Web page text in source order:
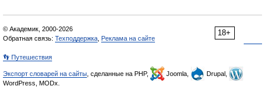
18+
© Академик, 2000-2026
Обратная связь: Техподдержка Реклама на сайте
👣 Путешествия
Экспорт словарей на сайты , сделанные на PHP, Joomla,
Drupal,
WordPress, MODx.